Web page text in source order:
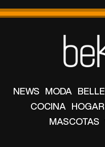
COCINA HOGAR
MASCOTAS